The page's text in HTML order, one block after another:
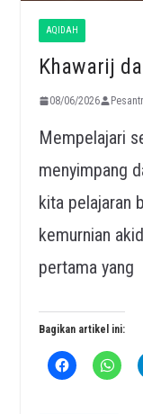
AQIDAH
Khawarij
08/06/2026
Mempelajari
menyimpang
kita pelajaran
kemurnian
pertama yang
Bagikan artikel ini: